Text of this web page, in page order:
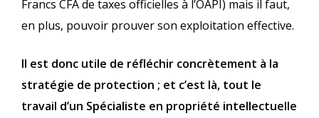
Francs CFA de taxes officielles à l’OAPI) mais il faut,
en plus, pouvoir prouver son exploitation effective.
Il est donc utile de réfléchir concrètement à la
stratégie de protection ; et c’est là, tout le
travail d’un Spécialiste en propriété intellectuelle